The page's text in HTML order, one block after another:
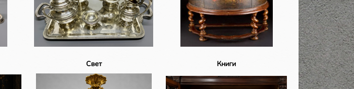
Свет Книги